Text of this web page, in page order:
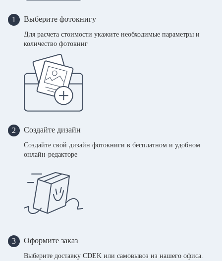
1 Выберите фотокнигу
Для расчета стоимости укажите необходимые параметры и
количество фотокниг
2 Создайте дизайн
Создайте свой дизайн фотокниги в бесплатном и удобном
онлайн-редакторе
3 Оформите заказ
Выберите доставку CDEK или самовывоз из нашего офиса.